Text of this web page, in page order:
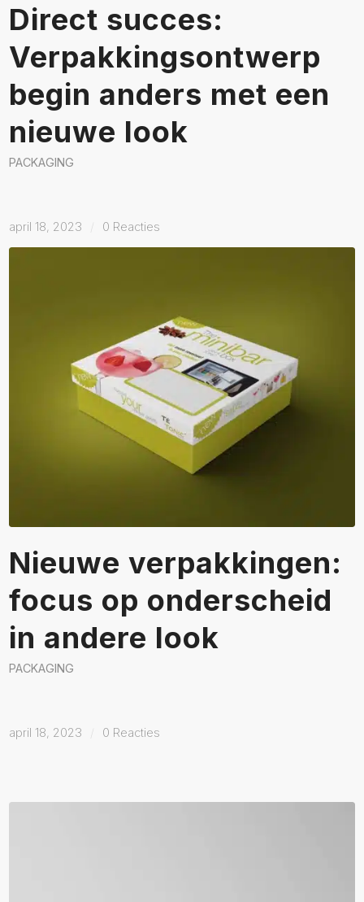
Direct succes:
Verpakkingsontwerp
begin anders met een
nieuwe look
PACKAGING
april 18, 2023 0 Reacties
Nieuwe verpakkingen:
focus op onderscheid
in andere look
PACKAGING
april 18, 2023 0 Reacties